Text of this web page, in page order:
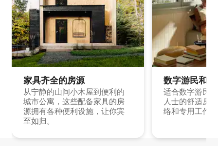
家具齐全的房源
从宁静的山间小木屋到便利的
城市公寓，这些配备家具的房
源拥有各种便利设施，让你宾
至如归。
数字游民和
适合数字游民
人士的舒适房
络和专用工作